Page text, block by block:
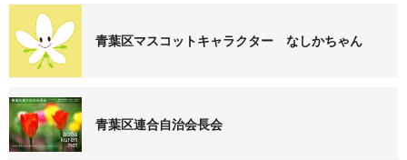
青葉区マスコットキャラクター なしかちゃん
青葉区連合自治会長会